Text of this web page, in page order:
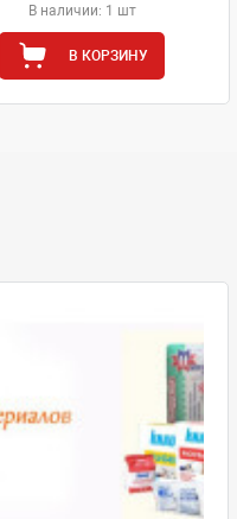
В наличии: 1 шт
В КОРЗИНУ